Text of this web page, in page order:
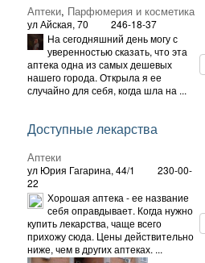
Аптеки, Парфюмерия и косметика
ул Айская, 70 246-18-37
На сегодняшний день могу с
уверенностью сказать, что эта
аптека одна из самых дешевых
нашего города. Открыла я ее
случайно для себя, когда шла на ...
Доступные лекарства
Аптеки
ул Юрия Гагарина, 44/1
230-00-
22
Хорошая аптека - ее название
себя оправдывает. Когда нужно
купить лекарства, чаще всего
прихожу сюда. Цены действительно
ниже, чем в других аптеках. ...